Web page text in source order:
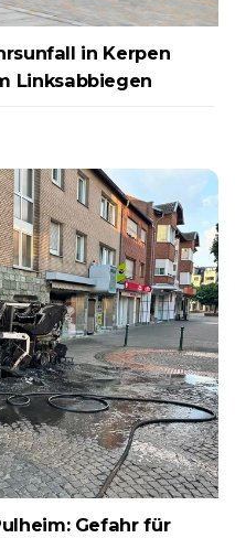
in Kerpen
Linksabbiegen
Gefahr für